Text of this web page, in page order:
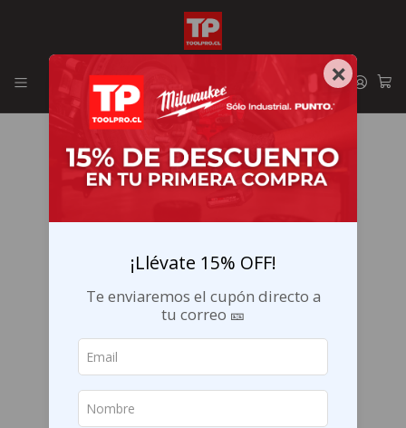
Envíos GRATIS en la RM por compras sobre $29.990
×
¡Llévate 15% OFF!
Te enviaremos el cupón directo a
tu correo 🎫